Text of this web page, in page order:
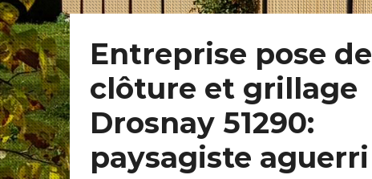
Entreprise pose de
clôture et grillage
Drosnay 51290:
paysagiste aguerri